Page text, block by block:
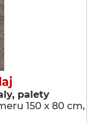
palety
150 x 80 cm,